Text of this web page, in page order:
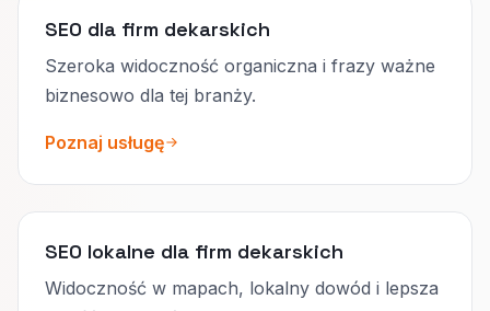
SEO dla firm dekarskich
Szeroka widoczność organiczna i frazy ważne
biznesowo dla tej branży.
Poznaj usługę
SEO lokalne dla firm dekarskich
Widoczność w mapach, lokalny dowód i lepsza